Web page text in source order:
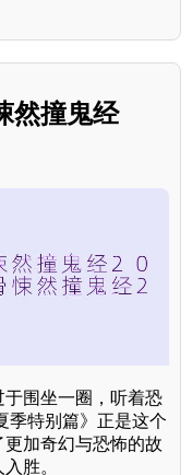
然撞鬼经
围坐一圈，听着恐
季特别篇》正是这个
加奇幻与恐怖的故
胜。